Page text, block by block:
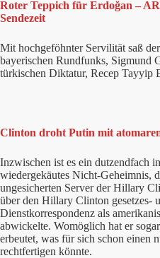
Roter Teppich für Erdoğan –
Sendezeit
Mit hochgeföhnter Servilität saß
bayerischen Rundfunks, Sigmund
türkischen Diktatur, Recep Tayyip
Clinton droht Putin mit
Inzwischen ist es ein dutzendfach
wiedergekäutes Nicht-Geheimnis,
ungesicherten Server der Hillary
über den Hillary Clinton gesetzes-
Dienstkorrespondenz als
abwickelte. Womöglich hat er
erbeutet, was für sich schon einen
rechtfertigen könnte.